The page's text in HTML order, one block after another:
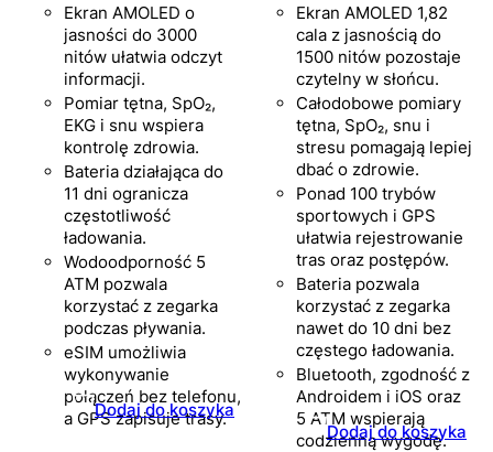
Ekran AMOLED o
jasności do 3000
nitów ułatwia odczyt
informacji.
Pomiar tętna, SpO₂,
EKG i snu wspiera
kontrolę zdrowia.
Bateria działająca do
11 dni ogranicza
częstotliwość
ładowania.
Wodoodporność 5
ATM pozwala
korzystać z zegarka
podczas pływania.
eSIM umożliwia
wykonywanie
połączeń bez telefonu,
a GPS zapisuje trasy.
Dodaj do koszyka
Ekran AMOLED 1,82
cala z jasnością do
1500 nitów pozostaje
czytelny w słońcu.
Całodobowe pomiary
tętna, SpO₂, snu i
stresu pomagają lepiej
dbać o zdrowie.
Ponad 100 trybów
sportowych i GPS
ułatwia rejestrowanie
tras oraz postępów.
Bateria pozwala
korzystać z zegarka
nawet do 10 dni bez
częstego ładowania.
Bluetooth, zgodność z
Androidem i iOS oraz
5 ATM wspierają
codzienną wygodę.
Dodaj do koszyka